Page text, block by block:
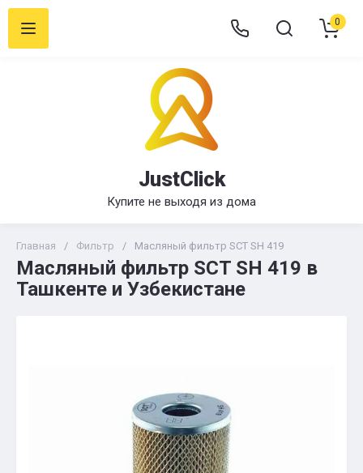
JustClick
Купите не выходя из дома
0
Главная / Фильтр / Масляный фильтр SCT SH 419
Масляный фильтр SCT SH 419 в
Ташкенте и Узбекистане